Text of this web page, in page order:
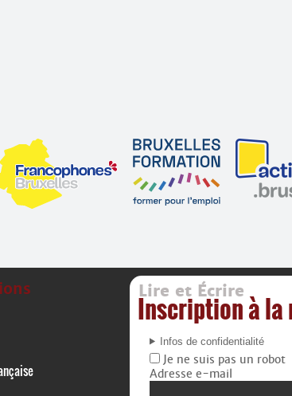
Lire et Écrire
Inscription à la
Infos de confidentialité
Je ne suis pas un robot
Adresse e-mail